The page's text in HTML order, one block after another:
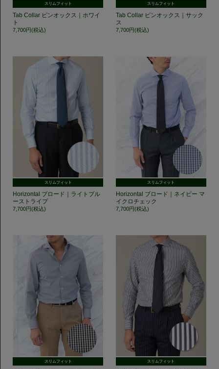
スリムフィット
Tab Collar ピンオックス｜ホワイ
ト
7,700円(税込)
スリムフィット
Tab Collar ピンオックス｜サック
ス
7,700円(税込)
スリムフィット
Horizontal ブロード｜ライトブル
ーストライプ
7,700円(税込)
スリムフィット
Horizontal ブロード｜ネイビー マ
イクロチェック
7,700円(税込)
スリムフィット スリムフィット